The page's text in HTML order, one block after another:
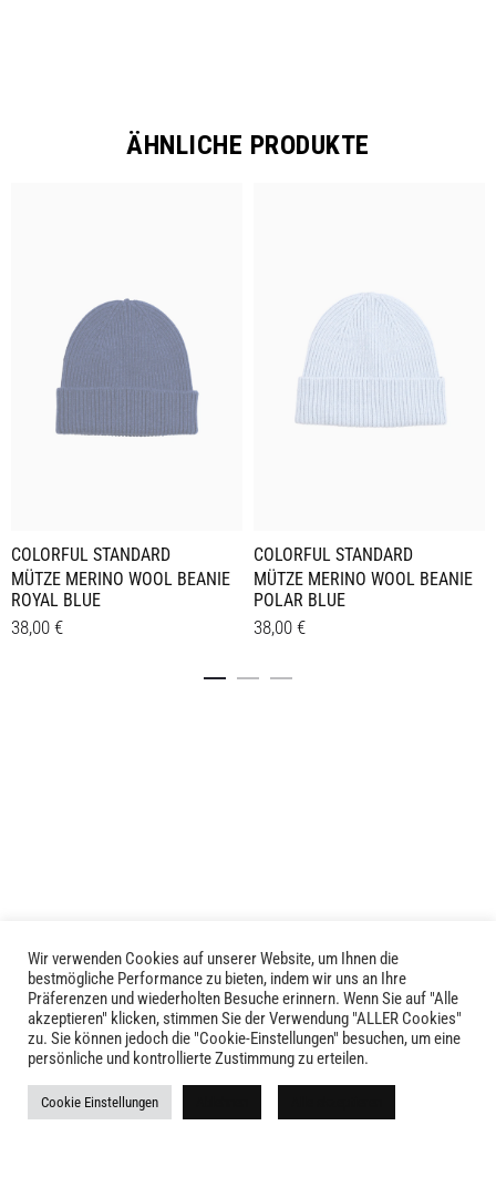
ÄHNLICHE PRODUKTE
COLORFUL STANDARD
MÜTZE MERINO WOOL BEANIE
ROYAL BLUE
38,00 €
COLORFUL STANDARD
MÜTZE MERINO WOOL BEANIE
POLAR BLUE
38,00 €
LIVID © 2024
Kontakt
Versandkosten
Wir verwenden Cookies auf unserer Website, um Ihnen die
bestmögliche Performance zu bieten, indem wir uns an Ihre
Präferenzen und wiederholten Besuche erinnern. Wenn Sie auf "Alle
akzeptieren" klicken, stimmen Sie der Verwendung "ALLER Cookies"
zu. Sie können jedoch die "Cookie-Einstellungen" besuchen, um eine
persönliche und kontrollierte Zustimmung zu erteilen.
Cookie Einstellungen